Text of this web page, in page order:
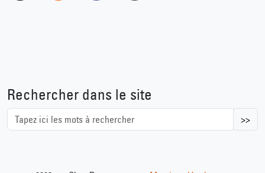
Rechercher dans le site
>>